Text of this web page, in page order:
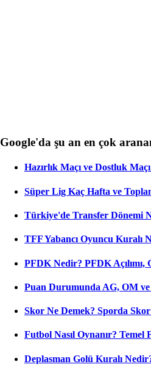
Google'da şu an en çok
Hazırlık Maçı ve Dostluk
Süper Lig Kaç Hafta ve
Türkiye'de Transfer Dönemi
TFF Yabancı Oyuncu Kuralı
PFDK Nedir? PFDK
Puan Durumunda AG, OM
Skor Ne Demek? Sporda
Futbol Nasıl Oynanır? Temel
Deplasman Golü Kuralı